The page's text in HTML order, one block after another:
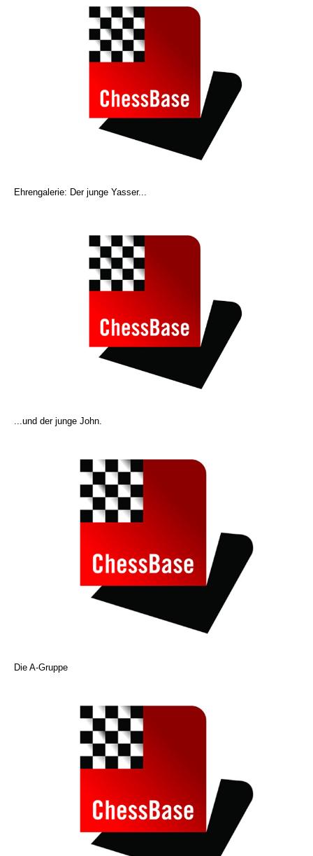
Ehrengalerie: Der junge Yasser...
...und der junge John.
Die A-Gruppe